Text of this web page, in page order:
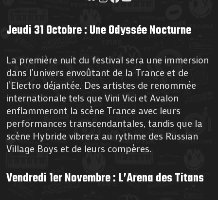
Jeudi 31 Octobre : Une Odyssée Nocturne
La première nuit du festival sera une immersion
dans l’univers envoûtant de la Trance et de
l’Electro déjantée. Des artistes de renommée
internationale tels que Vini Vici et Avalon
enflammeront la scène Trance avec leurs
performances transcendantales, tandis que la
scène Hybride vibrera au rythme des Russian
Village Boys et de leurs compères.
Vendredi 1er Novembre : L’Arena des Titans